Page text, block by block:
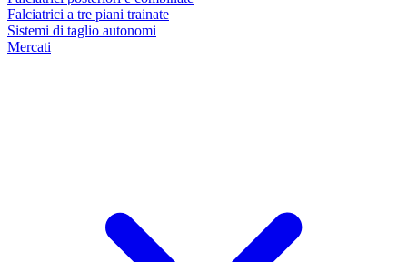
Falciatrici a tre piani trainate
Sistemi di taglio autonomi
Mercati